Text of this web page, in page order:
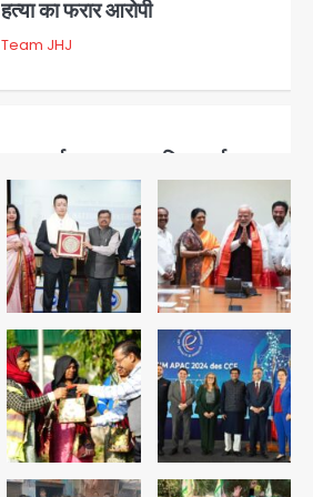
हत्या का फरार आरोपी
Team JHJ
डबल मर्डर का मुख्य साजिशकर्ता
क्राइम ब्रांच के हत्थे
Team JHJ
रोहित चौधरी गैंग का कुख्यात बदमाश
राजस्थान से गिरफ्तार
Team JHJ